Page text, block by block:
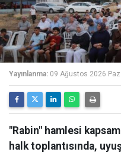
Yayınlanma: 09 Ağustos 2026
"Rabin" hamlesi
halk toplantısında,